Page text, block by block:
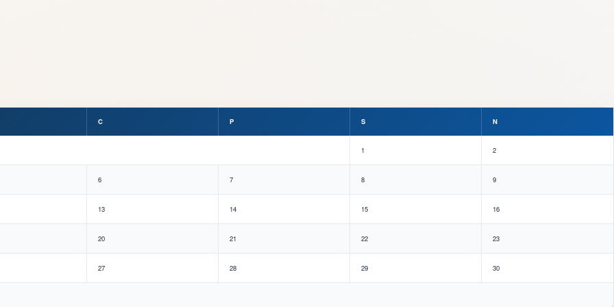
C P S N
1 2
6 7 8 9
13 14 15 16
20 21 22 23
27 28 29 30